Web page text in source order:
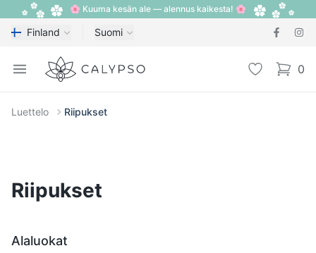
🌸 Kuuma kesän ale — alennus kaikesta! 🌸
Finland Suomi
Open menu
Calypso Toivelista 0
items
Luettelo Riipukset
Riipukset
Alaluokat